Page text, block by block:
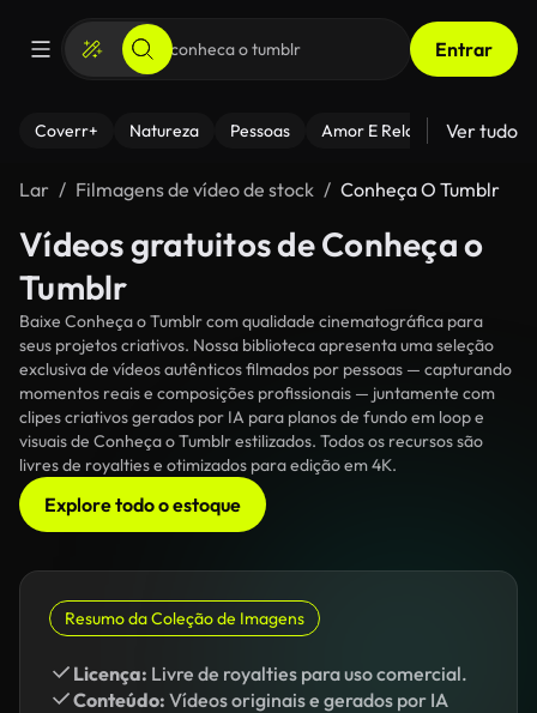
Entrar
Coverr+ Natureza Pessoas Amor E Relacionamentos
Ver tudo
Lar Filmagens de vídeo de stock Conheça O Tumblr
Vídeos gratuitos de Conheça o
Tumblr
Baixe Conheça o Tumblr com qualidade cinematográfica para
seus projetos criativos. Nossa biblioteca apresenta uma seleção
exclusiva de vídeos autênticos filmados por pessoas — capturando
momentos reais e composições profissionais — juntamente com
clipes criativos gerados por IA para planos de fundo em loop e
visuais de Conheça o Tumblr estilizados. Todos os recursos são
livres de royalties e otimizados para edição em 4K.
Explore todo o estoque
Resumo da Coleção de Imagens
Licença: Livre de royalties para uso comercial.
Conteúdo: Vídeos originais e gerados por IA